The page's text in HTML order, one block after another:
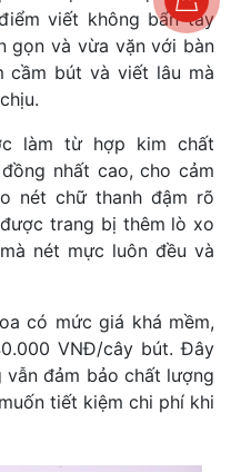
viết không bẩn tay
gọn và vừa vặn với bàn
cầm bút và viết lâu mà
làm từ hợp kim chất
nhất cao, cho cảm
nét chữ thanh đậm rõ
trang bị thêm lò xo
nét mực luôn đều và
có mức giá khá mềm,
VNĐ/cây bút. Đây
đảm bảo chất lượng
tiết kiệm chi phí khi